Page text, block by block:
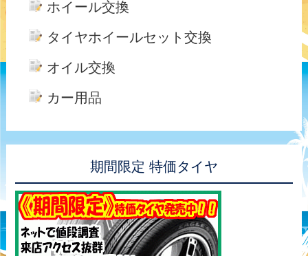
ホイール交換
タイヤホイールセット交換
オイル交換
カー用品
期間限定 特価タイヤ